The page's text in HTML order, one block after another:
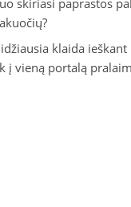
skiriasi paprastos
klaida
į vieną portalą